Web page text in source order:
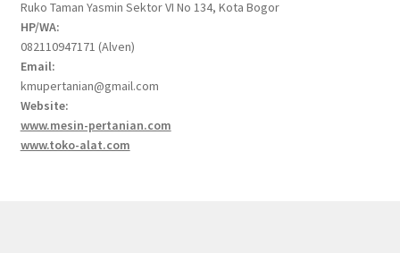
Ruko Taman Yasmin Sektor VI No 134, Kota Bogor
HP/WA:
082110947171 (Alven)
Email:
kmupertanian@gmail.com
Website:
www.mesin-pertanian.com
www.toko-alat.com